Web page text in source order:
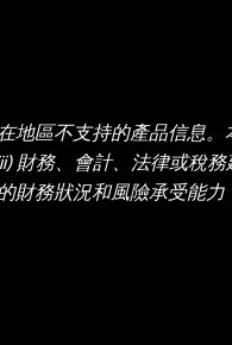
地區不支持的產品信息
財務、會計、法律或稅
財務狀況和風險承受能
專業人士。本帖中的所